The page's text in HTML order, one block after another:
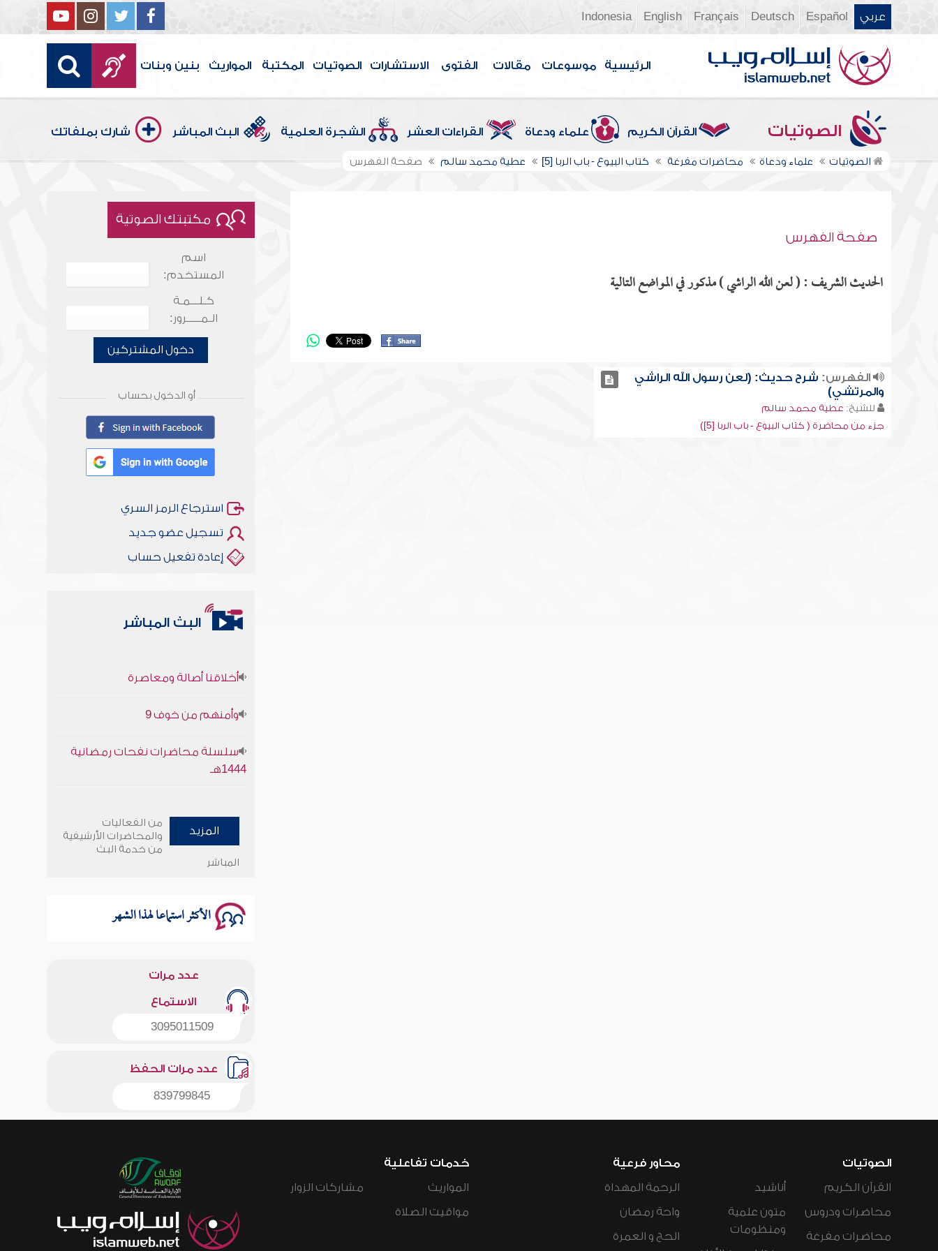
عربي Español
Deutsch
Français
English
Indonesia
الرئيسية موسوعات مقالات الفتوى الاستشارات الصوتيات المكتبة المواريث بنين وبنات
الصوتيات القرآن الكريم علماء ودعاة القراءات العشر الشجرة العلمية البث المباشر شارك بملفاتك
الصوتيات علماء ودعاة محاضرات مفرغة كتاب البيوع - باب الربا [5] عطية محمد سالم صفحة الفهرس
صفحة الفهرس
الحديث الشريف : ( لعن الله الراشي ) مذكور في المواضع التالية
الفهرس: شرح حديث: (لعن رسول الله الراشي
والمرتشي)
للشيخ: عطية محمد سالم
جزء من محاضرة ( كتاب البيوع - باب الربا [5])
مكتبتك الصوتية
اسم
المستخدم:
كـلـــمـة
الـمـــــرور:
دخول المشتركين
أو الدخول بحساب
استرجاع الرمز السري
تسجيل عضو جديد
إعادة تفعيل حساب
البث المباشر
1444هـ
وأمنهم من خوف 9
المزيد
من الفعاليات
والمحاضرات الأرشيفية
من خدمة البث
المباشر
الأكثر استماعا لهذا الشهر
عدد مرات
الاستماع
3095011509
عدد مرات الحفظ
839799845
الصوتيات
القرآن الكريم
محاضرات ودروس
محاضرات مفرغة
أناشيد
متون علمية
ومنظومات
محاور فرعية
الرحمة المهداة
واحة رمضان
الحج و العمرة
خدمات تفاعلية
المواريث
مواقيت الصلاة
مشاركات الزوار